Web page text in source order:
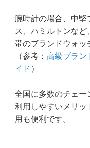
腕時計の場合、中堅
ス、ハミルトンな
帯のブランドウォッ
（参考： 高級ブラン
イド ）
全国に多数のチェー
利用しやすいメリッ
用も便利です。